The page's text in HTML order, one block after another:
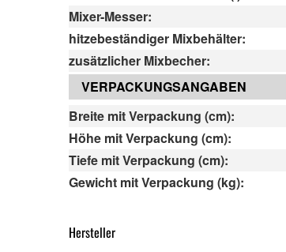
Mixer-Messer:
hitzebeständiger Mixbehälter:
zusätzlicher Mixbecher:
VERPACKUNGSANGABEN
Breite mit Verpackung (cm):
Höhe mit Verpackung (cm):
Tiefe mit Verpackung (cm):
Gewicht mit Verpackung (kg):
Hersteller